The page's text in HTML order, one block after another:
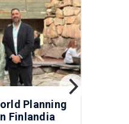
Planning
Finlandia